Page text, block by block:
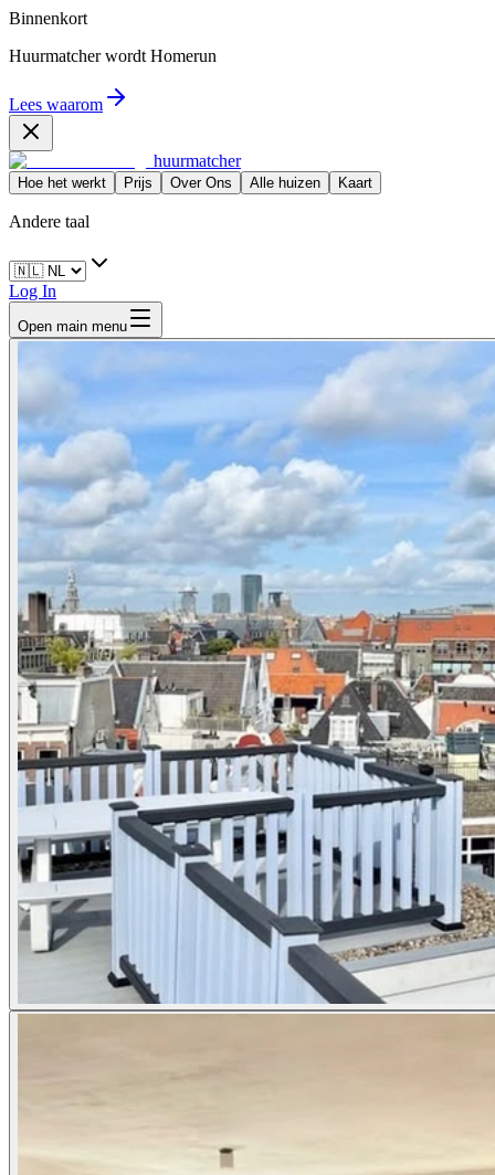
Binnenkort
Huurmatcher wordt Homerun
Lees waarom
huurmatcher
Hoe het werkt Prijs Over Ons Alle huizen Kaart
Andere taal
Log In
Open main menu